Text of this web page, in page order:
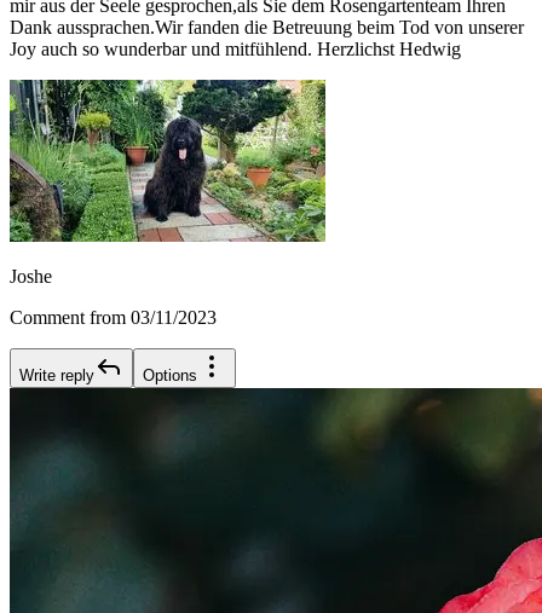
mir aus der Seele gesprochen,als Sie dem Rosengartenteam Ihren
Dank aussprachen.Wir fanden die Betreuung beim Tod von unserer
Joy auch so wunderbar und mitfühlend. Herzlichst Hedwig
Joshe
Comment from 03/11/2023
Write reply Options